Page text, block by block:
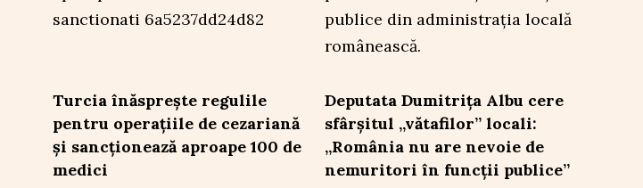
Turcia înăsprește regulile
pentru operațiile de cezariană
și sancționează aproape 100 de
medici
Deputata Dumitrița Albu cere
sfârșitul „vătafilor” locali:
„România nu are nevoie de
nemuritori în funcții publice”